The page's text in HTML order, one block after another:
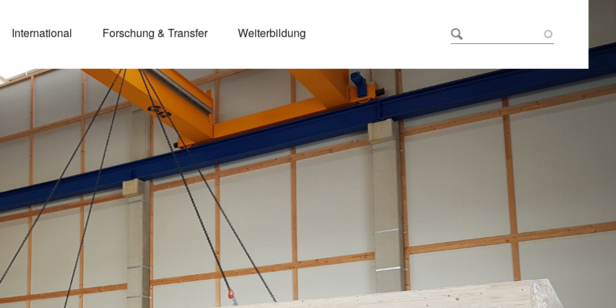
International Forschung & Transfer Weiterbildung